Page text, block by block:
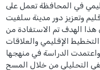
في المحافظة تعمل على
وتعزيز دور مدينة سلفيت
هذا الهدف تم الاستفادة من
الإقليمي والعلاقات
واعتمدت الدراسة في منهجها
التحليلي من خلال المسح